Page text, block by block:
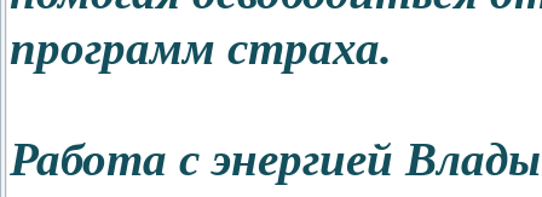
программ страха.
Работа с энергией